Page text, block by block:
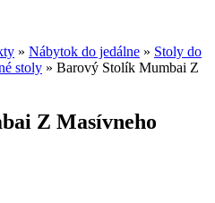
» Nábytok do jedálne » Stoly do
stoly » Barový Stolík Mumbai Z
Z Masívneho